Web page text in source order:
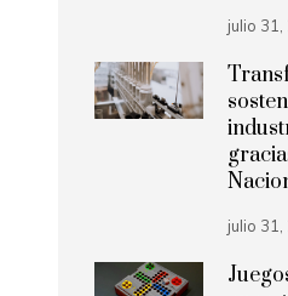
julio 31,
julio 31,